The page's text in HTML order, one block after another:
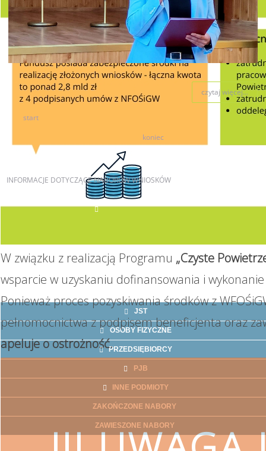
W związku z realizacją Programu „Czyste
wsparcie w uzyskaniu dofinansowania i
Ponieważ proces pozyskiwania środków z
pełnomocnictwa z podpisem beneficjenta oraz
apeluje o ostrożność.
czytaj więcej...
start
9
koniec
INFORMACJE DOTYCZĄCE NABORÓW WNIOSKÓW
AKTUALNE NABORY
JST
OSOBY FIZYCZNE
PRZEDSIĘBIORCY
PJB
INNE PODMIOTY
ZAKOŃCZONE NABORY
ZAWIESZONE NABORY